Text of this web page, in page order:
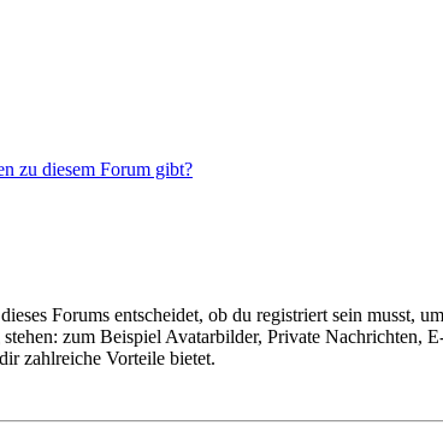
zu diesem Forum gibt?
Forums entscheidet, ob du registriert sein musst,
zum Beispiel Avatarbilder, Private Nachrichten,
zahlreiche Vorteile bietet.